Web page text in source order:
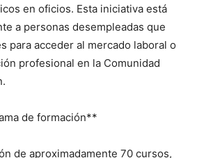
en oficios. Esta iniciativa está
a personas desempleadas que
para acceder al mercado laboral o
profesional en la Comunidad
de formación**
de aproximadamente 70 cursos,